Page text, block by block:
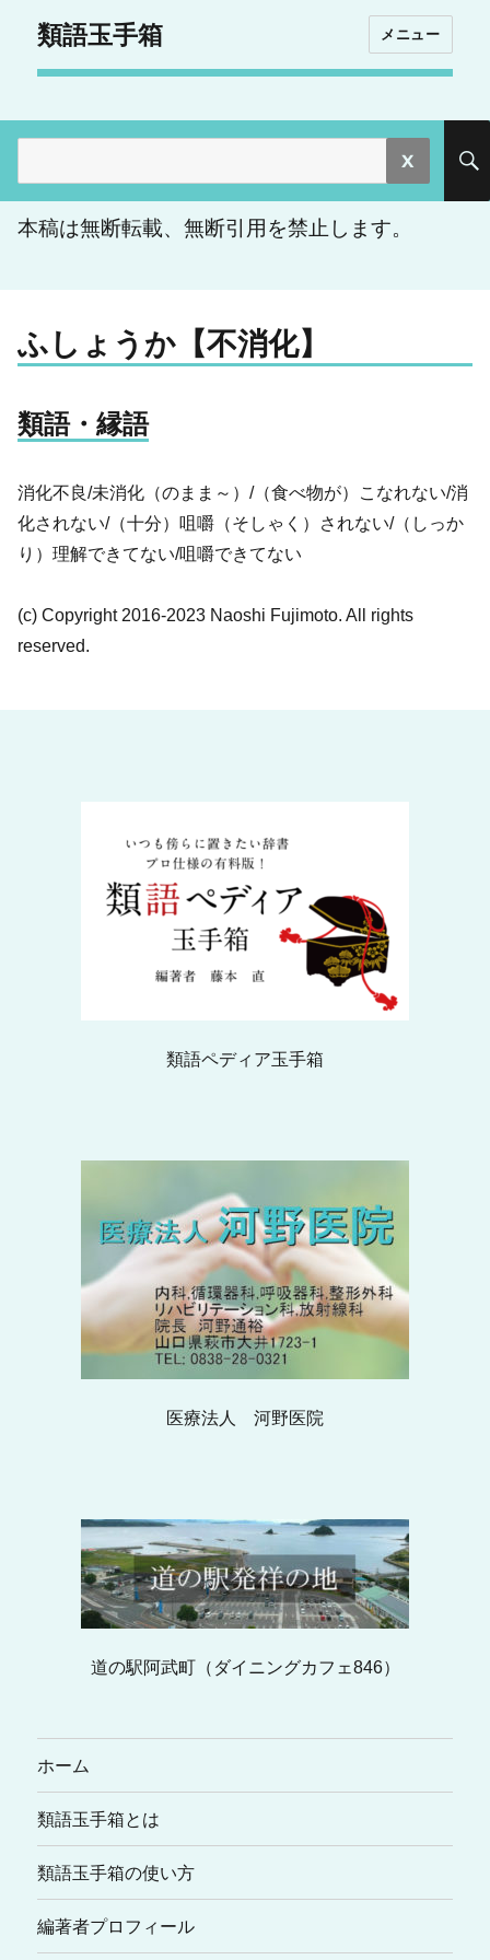
類語玉手箱 メニュー
索:
本稿は無断転載、無断引用を禁止します。
ふしょうか【不消化】
類語・縁語
消化不良/未消化（のまま～）/（食べ物が）こなれない/消
化されない/（十分）咀嚼（そしゃく）されない/（しっか
り）理解できてない/咀嚼できてない
(c) Copyright 2016-2023 Naoshi Fujimoto. All rights
reserved.
類語ペディア玉手箱
医療法人 河野医院
道の駅阿武町（ダイニングカフェ846）
ホーム
類語玉手箱とは
類語玉手箱の使い方
編著者プロフィール